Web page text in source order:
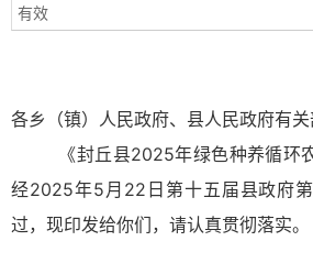
有效
各乡（镇）人民政府、县人民政府有关
《封丘县2025年绿色种养循环农
经2025年5月22日第十五届县政府
过，现印发给你们，请认真贯彻落实。